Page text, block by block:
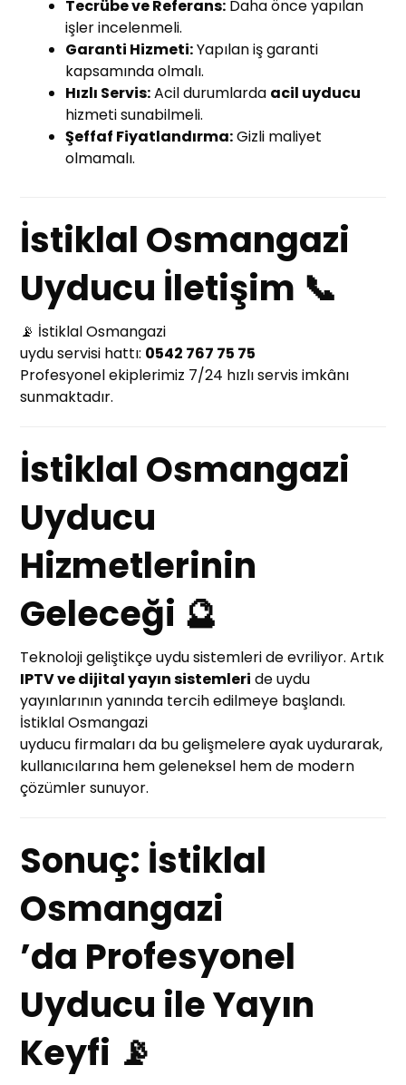
Tecrübe ve Referans: Daha önce yapılan
işler incelenmeli.
Garanti Hizmeti:Yapılan iş garanti
kapsamında olmalı.
Hızlı Servis:Acil durumlarda acil uyducu
hizmeti sunabilmeli.
Şeffaf Fiyatlandırma:Gizli maliyet
olmamalı.
İstiklal Osmangazi
Uyducu İletişim 📞
📡 İstiklal Osmangazi
uydu servisi hattı: 0542 767 75 75
Profesyonel ekiplerimiz 7/24 hızlı servis imkânı
sunmaktadır.
İstiklal Osmangazi
Uyducu
Hizmetlerinin
Geleceği 🔮
Teknoloji geliştikçe uydu sistemleri de evriliyor. Artık
IPTV ve dijital yayın sistemleri de uydu
yayınlarının yanında tercih edilmeye başlandı.
İstiklal Osmangazi
uyducu firmaları da bu gelişmelere ayak uydurarak,
kullanıcılarına hem geleneksel hem de modern
çözümler sunuyor.
Sonuç: İstiklal
Osmangazi
’da Profesyonel
Uyducu ile Yayın
Keyfi 📡